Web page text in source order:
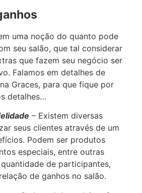
uma noção do quanto pode
seu salão, que tal considerar
que fazem seu negócio ser
Falamos em detalhes de
Graces, para que fique por
detalhes…
– Existem diversas
seus clientes através de um
Podem ser produtos
especiais, entre outras
de participantes,
de ganhos no salão.